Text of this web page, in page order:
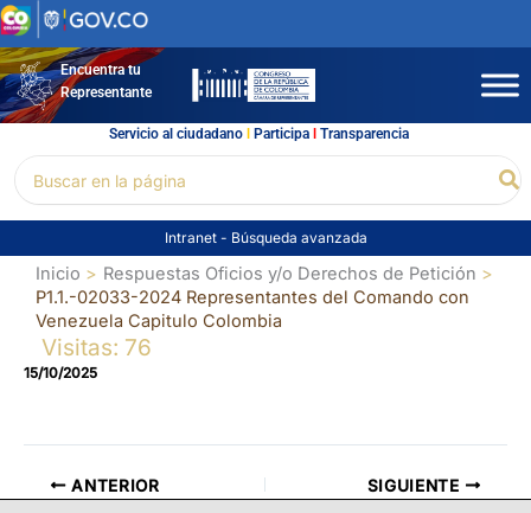
Ir
al
contenidoEncuentra tu
Representante
Servicio al ciudadano l Participal Transparencia
por:
Intranet - Búsqueda avanzada
Inicio
Respuestas Oficios y/o Derechos de Petición
P1.1.-02033-2024 Representantes del Comando con
Venezuela Capitulo Colombia
Visitas: 76
15/10/2025
ANTERIOR SIGUIENTE